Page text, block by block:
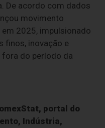
De acordo com dados
movimento
2025, impulsionado
finos, inovação e
do período da
portal do
Indústria,